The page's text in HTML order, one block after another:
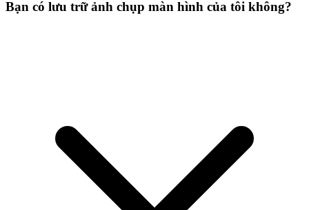
Bạn có lưu trữ ảnh chụp màn hình của tôi không?